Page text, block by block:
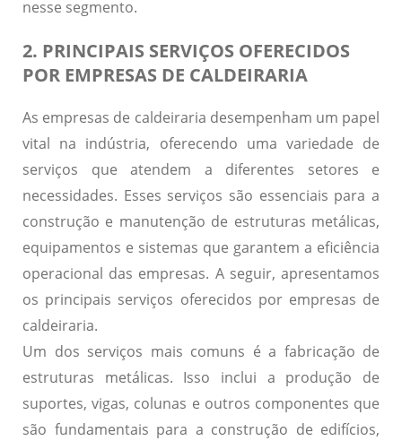
nesse segmento.
2. PRINCIPAIS SERVIÇOS OFERECIDOS
POR EMPRESAS DE CALDEIRARIA
As empresas de caldeiraria desempenham um papel
vital na indústria, oferecendo uma variedade de
serviços que atendem a diferentes setores e
necessidades. Esses serviços são essenciais para a
construção e manutenção de estruturas metálicas,
equipamentos e sistemas que garantem a eficiência
operacional das empresas. A seguir, apresentamos
os principais serviços oferecidos por empresas de
caldeiraria.
Um dos serviços mais comuns é a fabricação de
estruturas metálicas. Isso inclui a produção de
suportes, vigas, colunas e outros componentes que
são fundamentais para a construção de edifícios,